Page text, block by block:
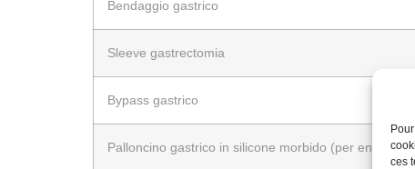
ces
Bendaggio gastrico
Sleeve gastrectomia
Bypass gastrico
Palloncino gastrico in silicone morbido (per